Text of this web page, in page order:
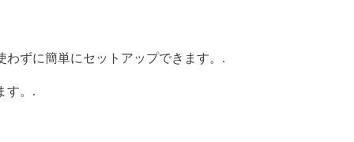
わずに簡単にセットアップできます。.
す。.